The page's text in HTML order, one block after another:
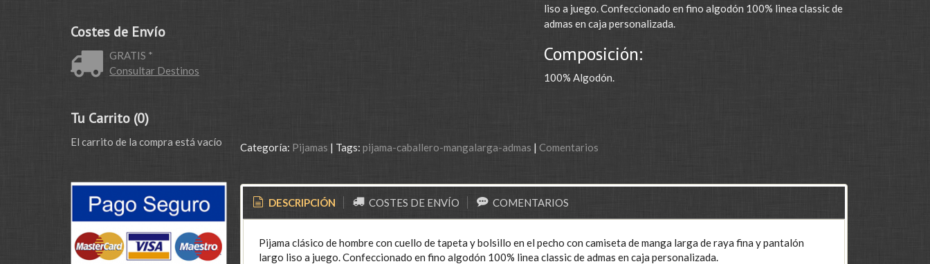
Costes de Envío
GRATIS *
Consultar Destinos
Tu Carrito (0)
El carrito de la compra está vacío
liso a juego. Confeccionado en fino algodón 100% linea classic de
admas en caja personalizada.
Composición:
100% Algodón.
Categoría: Pijamas | Tags: pijama-caballero-mangalarga-admas | Comentarios
DESCRIPCIÓN COSTES DE ENVÍO COMENTARIOS
Pijama clásico de hombre con cuello de tapeta y bolsillo en el pecho con camiseta de manga larga de raya fina y pantalón
largo liso a juego. Confeccionado en fino algodón 100% linea classic de admas en caja personalizada.